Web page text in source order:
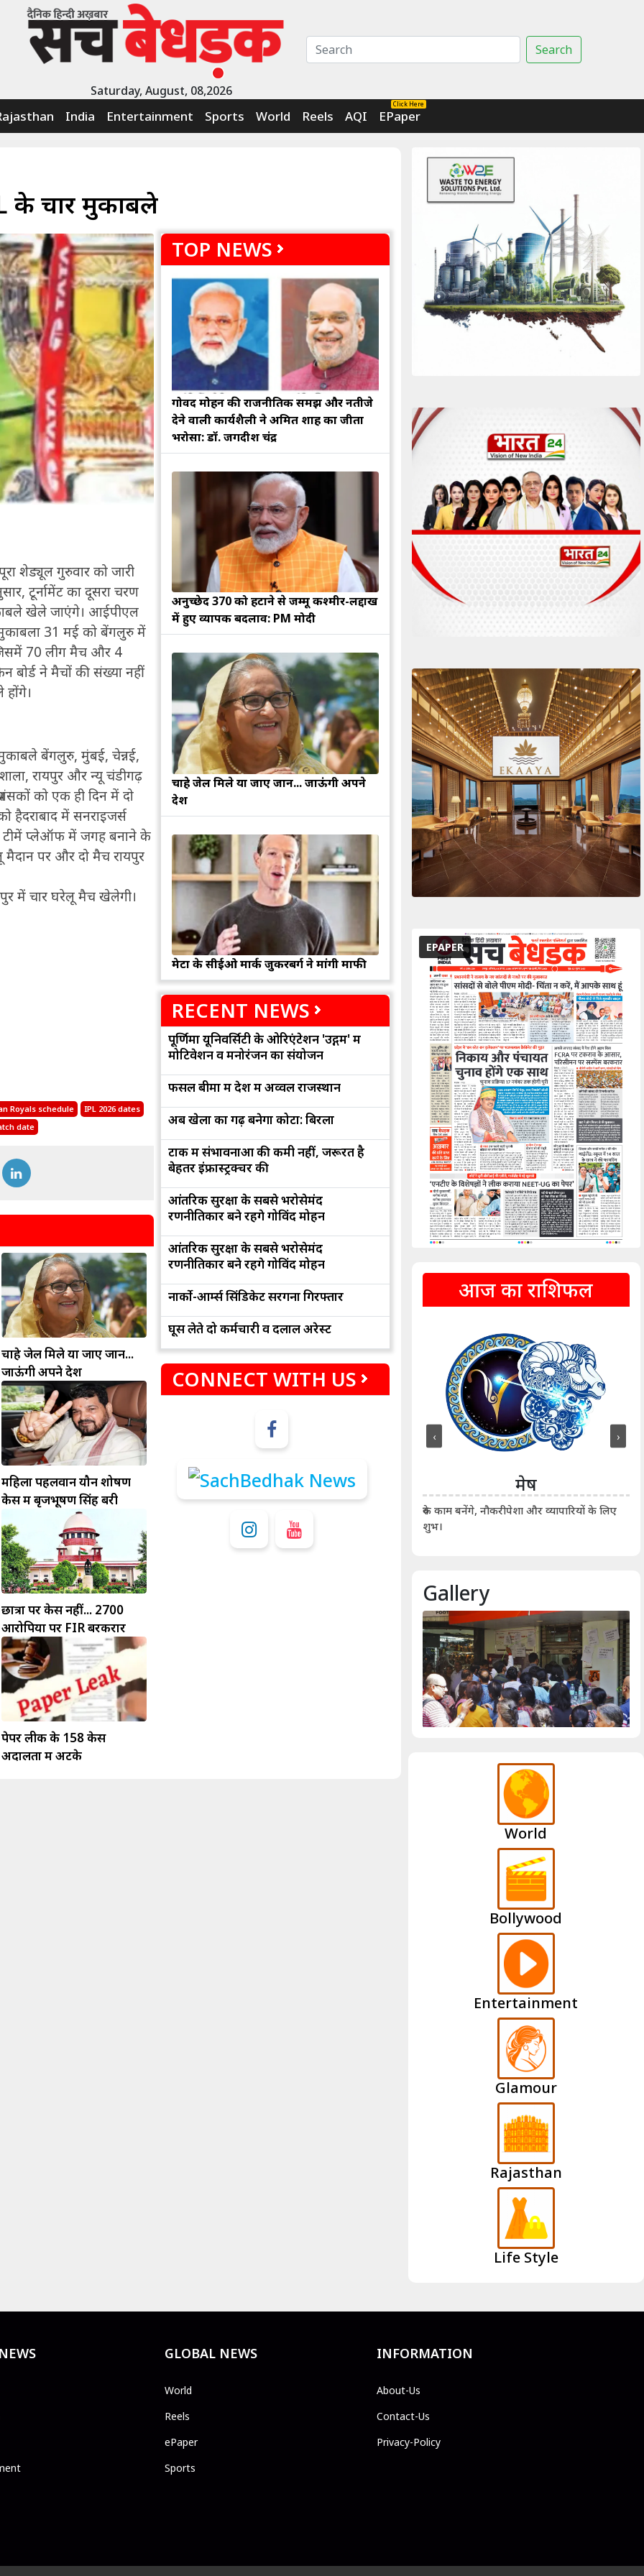
Saturday, August, 08,2026
Search
India Entertainment Sports World Reels AQI
Click Here
EPaper
के चार मुकाबले
शेड्यूल गुरुवार को जारी
टूर्नामेंट का दूसरा चरण
खेले जाएंगे। आईपीएल
31 मई को बेंगलुरु में
70 लीग मैच और 4
ने मैचों की संख्या नहीं
बेंगलुरु, मुंबई, चेन्नई,
रायपुर और न्यू चंडीगढ़
को एक ही दिन में दो
हैदराबाद में सनराइजर्स
टीमें प्लेऑफ में जगह बनाने के
पर और दो मैच रायपुर
में चार घरेलू मैच खेलेगी।
Royals schedule
IPL 2026 dates
date
चाहे जेल मिले या जाए जान...
जाऊंगी अपने देश
महिला पहलवान यौन शोषण
केस में बृजभूषण सिंह बरी
छात्रों पर केस नहीं... 2700
आरोपियों पर FIR बरकरार
पेपर लीक के 158 केस
अदालतों में अटके
TOP NEWS
गोविंद मोहन की राजनीतिक समझ और नतीजे
देने वाली कार्यशैली ने अमित शाह का जीता
भरोसा: डॉ. जगदीश चंद्र
अनुच्छेद 370 को हटाने से जम्मू कश्मीर-लद्दाख
में हुए व्यापक बदलाव: PM मोदी
चाहे जेल मिले या जाए जान... जाऊंगी अपने
देश
मेटा के सीईओ मार्क जुकरबर्ग ने मांगी माफी
RECENT NEWS
पूर्णिमा यूनिवर्सिटी के ओरिएंटेशन 'उद्गम' में
मोटिवेशन व मनोरंजन का संयोजन
फसल बीमा में देश में अव्वल राजस्थान
अब खेलों का गढ़ बनेगा कोटा: बिरला
टोंक में संभावनाओं की कमी नहीं, जरूरत है
बेहतर इंफ्रास्ट्रक्चर की
आंतरिक सुरक्षा के सबसे भरोसेमंद
रणनीतिकार बने रहेंगे गोविंद मोहन
आंतरिक सुरक्षा के सबसे भरोसेमंद
रणनीतिकार बने रहेंगे गोविंद मोहन
नार्को-आर्म्स सिंडिकेट सरगना गिरफ्तार
घूस लेते दो कर्मचारी व दलाल अरेस्ट
CONNECT WITH US
EPAPER
आज का राशिफल
कुंभ
धनलाभ के अवसरों में वृद्धि के साथ अपनी योजनाओं
पर काम करते रहे।
संभलकर रहे, जल्दबाजी नहीं दिखाए। कानूनी वाद-
विवादों से बचे।
मेष
रुके काम बनेंगे, नौकरीपेशा और व्यापारियों के लिए
शुभ।
‹ ›
Gallery
World
Bollywood
Entertainment
Glamour
Rajasthan
Life Style
GLOBAL NEWS
World
Reels
ePaper
Sports
INFORMATION
About-Us
Contact-Us
Privacy-Policy